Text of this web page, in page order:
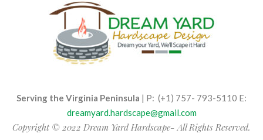
Serving the Virginia Peninsula | P: (+1) 757- 793-5110 E:
dreamyard.hardscape@gmail.com
Copyright © 2022 Dream Yard Hardscape- All Rights Reserved.